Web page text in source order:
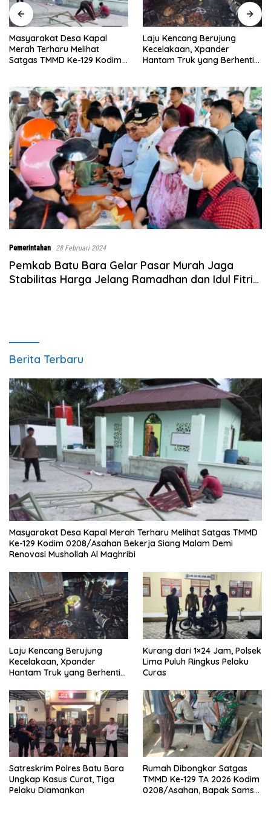
Laju Kencang Berujung
Kecelakaan, Xpander
Hantam Truk yang Berhenti
Kurang dari 1×24 Jam, Polsek
Lima Puluh Ringkus Pelaku
Curas
Pemerintahan 28 Februari 2024
Pemkab Batu Bara Gelar Pasar Murah Jaga
Stabilitas Harga Jelang Ramadhan dan Idul Fitri
Berita Terbaru
Masyarakat Desa Kapal Merah Terharu Melihat Satgas TMMD
Ke-129 Kodim 0208/Asahan Bekerja Siang Malam Demi
Renovasi Mushollah Al Maghribi
Laju Kencang Berujung
Kecelakaan, Xpander
Hantam Truk yang Berhenti
Kurang dari 1×24 Jam, Polsek
Lima Puluh Ringkus Pelaku
Curas
Satreskrim Polres Batu Bara
Ungkap Kasus Curat, Tiga
Pelaku Diamankan
Rumah Dibongkar Satgas
TMMD Ke-129 TA 2026 Kodim
0208/Asahan, Bapak Samsul